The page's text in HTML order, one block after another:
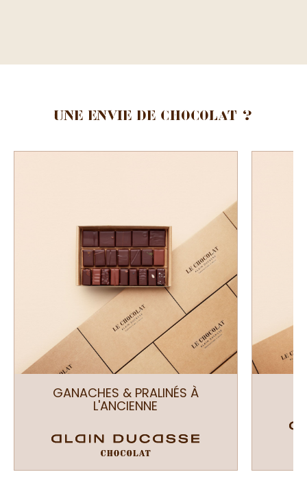
Une envie de chocolat ?
GANACHES & PRALINÉS À
L'ANCIENNE